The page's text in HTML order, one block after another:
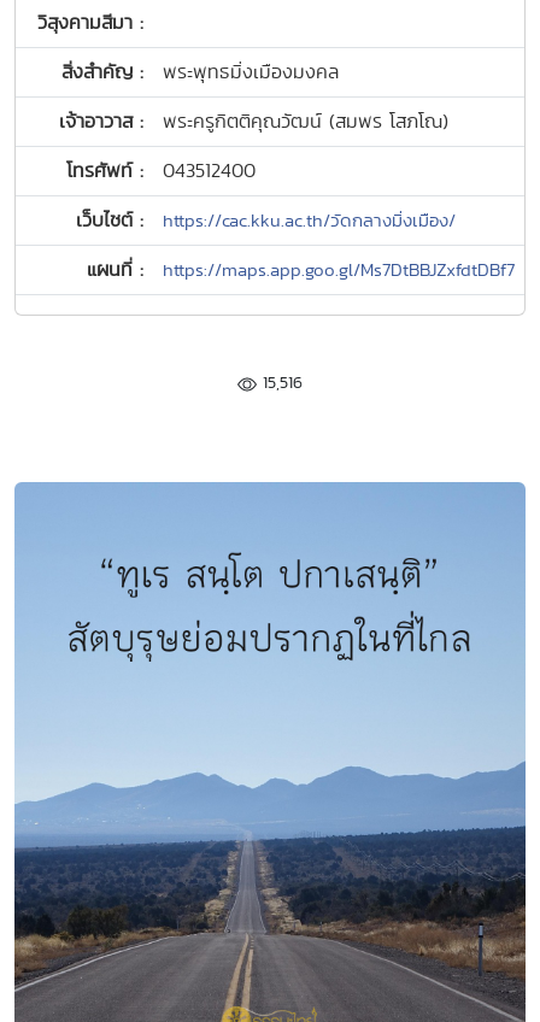
วิสุงคามสีมา :
สิ่งสำคัญ :
พระพุทธมิ่งเมืองมงคล
เจ้าอาวาส :
พระครูกิตติคุณวัฒน์ (สมพร โสภโณ)
โทรศัพท์ :
043512400
เว็บไซต์ :
https://cac.kku.ac.th/วัดกลางมิ่งเมือง/
แผนที่ : https://maps.app.goo.gl/Ms7DtBBJZxfdtDBf7
15,516